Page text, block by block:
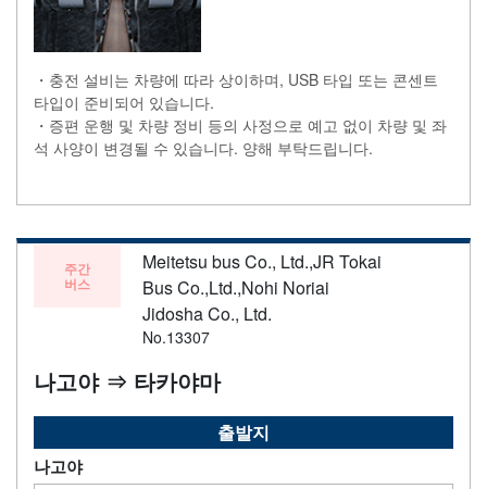
・충전 설비는 차량에 따라 상이하며, USB 타입 또는 콘센트
타입이 준비되어 있습니다.
・증편 운행 및 차량 정비 등의 사정으로 예고 없이 차량 및 좌
석 사양이 변경될 수 있습니다. 양해 부탁드립니다.
주간
버스
Meitetsu bus Co., Ltd.,JR Tokai
Bus Co.,Ltd.,Nohi Noriai
Jidosha Co., Ltd.
No.13307
나고야 ⇒ 타카야마
출발지
나고야